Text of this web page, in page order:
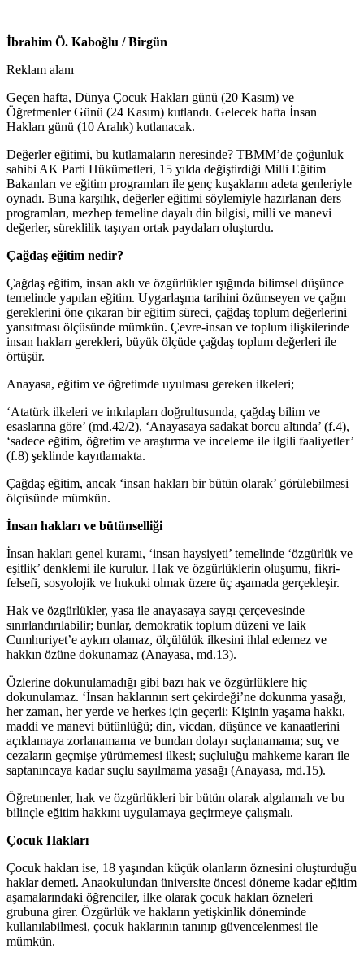
İbrahim Ö. Kaboğlu / Birgün
Reklam alanı
Geçen hafta, Dünya Çocuk Hakları günü (20 Kasım) ve
Öğretmenler Günü (24 Kasım) kutlandı. Gelecek hafta İnsan
Hakları günü (10 Aralık) kutlanacak.
Değerler eğitimi, bu kutlamaların neresinde? TBMM’de çoğunluk
sahibi AK Parti Hükümetleri, 15 yılda değiştirdiği Milli Eğitim
Bakanları ve eğitim programları ile genç kuşakların adeta genleriyle
oynadı. Buna karşılık, değerler eğitimi söylemiyle hazırlanan ders
programları, mezhep temeline dayalı din bilgisi, milli ve manevi
değerler, süreklilik taşıyan ortak paydaları oluşturdu.
Çağdaş eğitim nedir?
Çağdaş eğitim, insan aklı ve özgürlükler ışığında bilimsel düşünce
temelinde yapılan eğitim. Uygarlaşma tarihini özümseyen ve çağın
gereklerini öne çıkaran bir eğitim süreci, çağdaş toplum değerlerini
yansıtması ölçüsünde mümkün. Çevre-insan ve toplum ilişkilerinde
insan hakları gerekleri, büyük ölçüde çağdaş toplum değerleri ile
örtüşür.
Anayasa, eğitim ve öğretimde uyulması gereken ilkeleri;
‘Atatürk ilkeleri ve inkılapları doğrultusunda, çağdaş bilim ve
esaslarına göre’ (md.42/2), ‘Anayasaya sadakat borcu altında’ (f.4),
‘sadece eğitim, öğretim ve araştırma ve inceleme ile ilgili faaliyetler’
(f.8) şeklinde kayıtlamakta.
Çağdaş eğitim, ancak ‘insan hakları bir bütün olarak’ görülebilmesi
ölçüsünde mümkün.
İnsan hakları ve bütünselliği
İnsan hakları genel kuramı, ‘insan haysiyeti’ temelinde ‘özgürlük ve
eşitlik’ denklemi ile kurulur. Hak ve özgürlüklerin oluşumu, fikri-
felsefi, sosyolojik ve hukuki olmak üzere üç aşamada gerçekleşir.
Hak ve özgürlükler, yasa ile anayasaya saygı çerçevesinde
sınırlandırılabilir; bunlar, demokratik toplum düzeni ve laik
Cumhuriyet’e aykırı olamaz, ölçülülük ilkesini ihlal edemez ve
hakkın özüne dokunamaz (Anayasa, md.13).
Özlerine dokunulamadığı gibi bazı hak ve özgürlüklere hiç
dokunulamaz. ‘İnsan haklarının sert çekirdeği’ne dokunma yasağı,
her zaman, her yerde ve herkes için geçerli: Kişinin yaşama hakkı,
maddi ve manevi bütünlüğü; din, vicdan, düşünce ve kanaatlerini
açıklamaya zorlanamama ve bundan dolayı suçlanamama; suç ve
cezaların geçmişe yürümemesi ilkesi; suçluluğu mahkeme kararı ile
saptanıncaya kadar suçlu sayılmama yasağı (Anayasa, md.15).
Öğretmenler, hak ve özgürlükleri bir bütün olarak algılamalı ve bu
bilinçle eğitim hakkını uygulamaya geçirmeye çalışmalı.
Çocuk Hakları
Çocuk hakları ise, 18 yaşından küçük olanların öznesini oluşturduğu
haklar demeti. Anaokulundan üniversite öncesi döneme kadar eğitim
aşamalarındaki öğrenciler, ilke olarak çocuk hakları özneleri
grubuna girer. Özgürlük ve hakların yetişkinlik döneminde
kullanılabilmesi, çocuk haklarının tanınıp güvencelenmesi ile
mümkün.